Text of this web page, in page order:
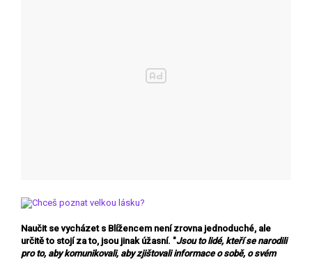
Naučit se vycházet s Blížencem není zrovna jednoduché, ale
určitě to stojí za to, jsou jinak úžasní. "Jsou to lidé, kteří senarodili
pro to, aby komunikovali, aby zjištovali informace o sobě, o svém